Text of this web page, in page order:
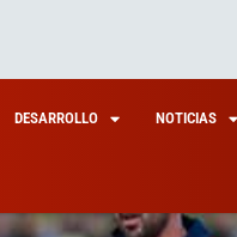
DESARROLLO NOTICIAS